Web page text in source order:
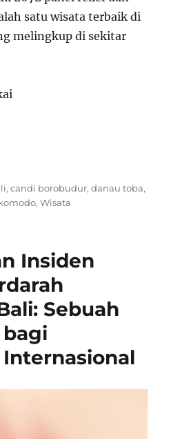
satu wisata terbaik di
melingkup di sekitar
,candi borobudur,danau toba,
,Wisata
Insiden
Sebuah